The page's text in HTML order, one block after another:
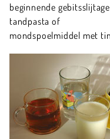
beginnende
tandpasta of
mondspoelmiddel met